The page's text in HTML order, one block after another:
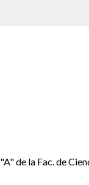
de la Fac. de